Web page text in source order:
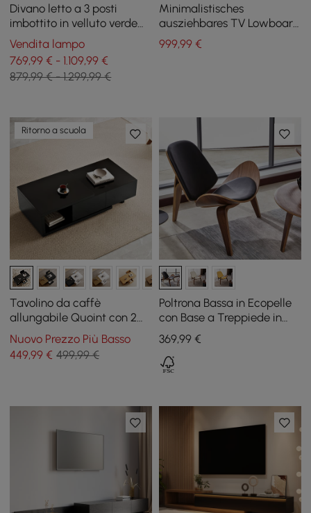
Divano letto a 3 posti
imbottito in velluto verde
con contenitore e cuscini,
200 cm
Vendita lampo
769,99 € - 1.109,99 €
879,99 € - 1.299,99 €
Minimalistisches
ausziehbares TV Lowboard
& Couchtisch Set Quoint
999,99€
Ritorno a scuola
Tavolino da caffè
allungabile Quoint con 2
cassetti, 120 - 175 cm
Nuovo Prezzo Più Basso
449,99 € 499,99 €
Poltrona Bassa in Ecopelle
con Base a Treppiede in
Legno
369,99€